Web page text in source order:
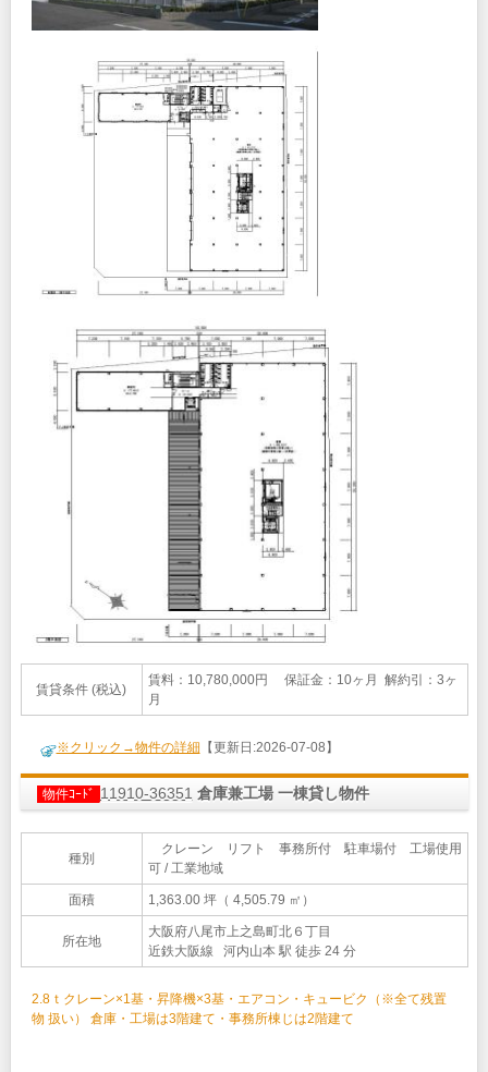
賃貸条件 (税込)
賃料：10,780,000円 保証金：10ヶ月 解約引：3ヶ
月
※クリック→物件の詳細 【更新日:2026-07-08】
物件ｺｰﾄﾞ 11910-36351 倉庫兼工場 一棟貸し物件
種別
クレーン リフト 事務所付 駐車場付 工場使用
可 / 工業地域
面積 1,363.00 坪（ 4,505.79 ㎡）
所在地
大阪府八尾市上之島町北６丁目
近鉄大阪線 河内山本 駅 徒歩 24 分
2.8ｔクレーン×1基・昇降機×3基・エアコン・キュービク（※全て残置
物 扱い） 倉庫・工場は3階建て・事務所棟じは2階建て